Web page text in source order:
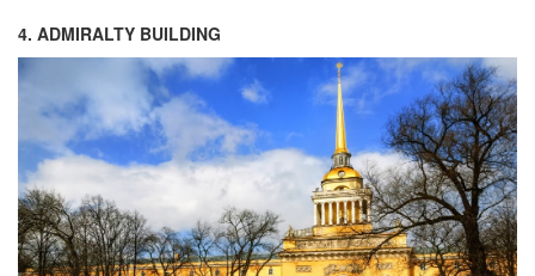
4. ADMIRALTY BUILDING